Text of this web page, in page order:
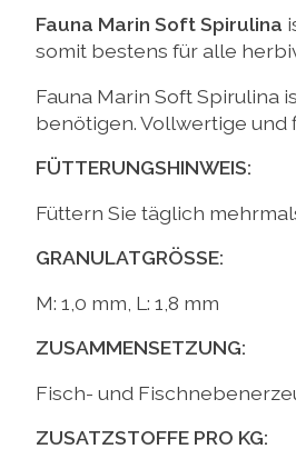
Fauna Marin Soft Spirulina
somit bestens für alle
Fauna Marin Soft Spirulina
benötigen. Vollwertige und
FÜTTERUNGSHINWEIS:
Füttern Sie täglich
GRANULATGRÖSSE:
M: 1,0 mm, L: 1,8 mm
ZUSAMMENSETZUNG:
Fisch- und
ZUSATZSTOFFE PRO KG: